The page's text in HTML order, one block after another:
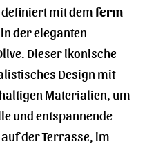
definiert mit demferm
der eleganten
Dieser ikonische
Design mit
Materialien, um
und entspannende
der Terrasse, im